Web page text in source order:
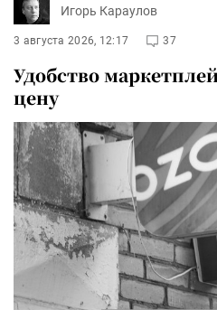
Игорь Караулов
3 августа 2026, 12:17 37
Удобство
цену